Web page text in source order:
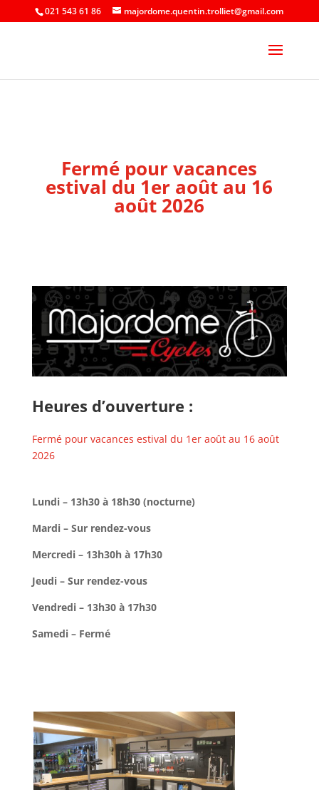
021 543 61 86 majordome.quentin.trolliet@gmail.com
Fermé pour vacances
estival du 1er août au 16
août 2026
Heures d’ouverture :
Fermé pour vacances estival du 1er août au 16 août
2026
Lundi – 13h30 à 18h30 (nocturne)
Mardi – Sur rendez-vous
Mercredi – 13h30h à 17h30
Jeudi – Sur rendez-vous
Vendredi – 13h30 à 17h30
Samedi – Fermé